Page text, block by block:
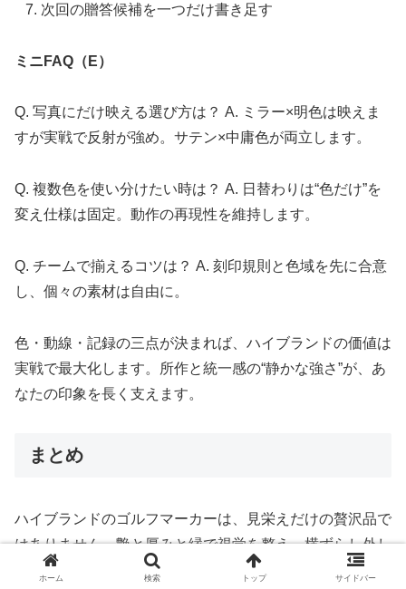
次回の贈答候補を一つだけ書き足す
ミニFAQ（E）
Q. 写真にだけ映える選び方は？ A. ミラー×明色は映えま
すが実戦で反射が強め。サテン×中庸色が両立します。
Q. 複数色を使い分けたい時は？ A. 日替わりは“色だけ”を
変え仕様は固定。動作の再現性を維持します。
Q. チームで揃えるコツは？ A. 刻印規則と色域を先に合意
し、個々の素材は自由に。
色・動線・記録の三点が決まれば、ハイブランドの価値は
実戦で最大化します。所作と統一感の“静かな強さ”が、あ
なたの印象を長く支えます。
まとめ
ハイブランドのゴルフマーカーは、見栄えだけの贅沢品で
はありません。艶と厚みと縁で視覚を整え、横ずらし外し
×適正磁力で所作を静かにし、素材と仕上げで耐久とメン
ホーム 検索 トップ サイドバー